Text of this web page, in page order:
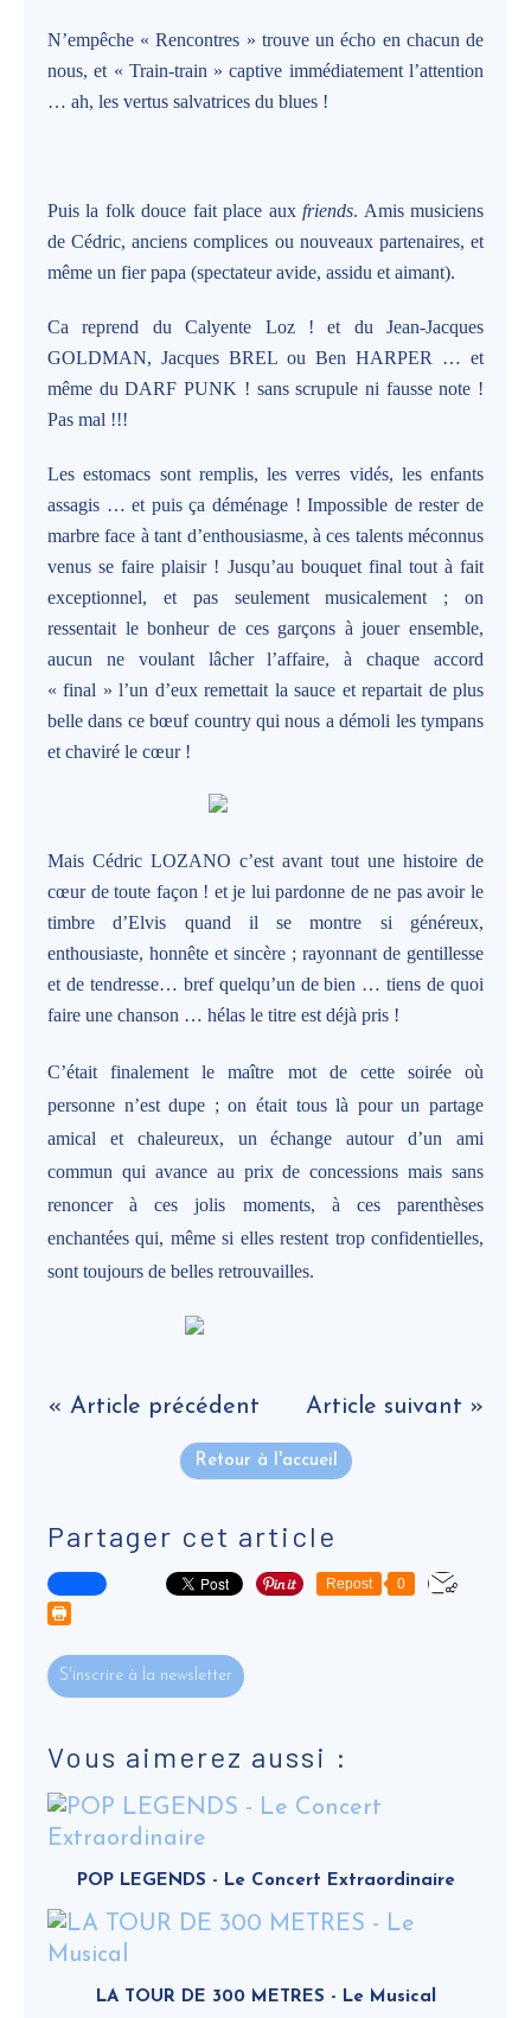
N’empêche « Rencontres » trouve un écho en chacun de
nous, et « Train-train » captive immédiatement l’attention
… ah, les vertus salvatrices du blues !
Puis la folk douce fait place auxfriends. Amis musiciens
de Cédric, anciens complices ou nouveaux partenaires, et
même un fier papa (spectateur avide, assidu et aimant).
Ca reprend du Calyente Loz ! et du Jean-Jacques
GOLDMAN, Jacques BREL ou Ben HARPER … et
même du DARF PUNK ! sans scrupule ni fausse note !
Pas mal !!!
Les estomacs sont remplis, les verres vidés, les enfants
assagis … et puis ça déménage ! Impossible de rester de
marbre face à tant d’enthousiasme, à ces talents méconnus
venus se faire plaisir ! Jusqu’au bouquet final tout à fait
exceptionnel, et pas seulement musicalement ; on
ressentait le bonheur de ces garçons à jouer ensemble,
aucun ne voulant lâcher l’affaire, à chaque accord
« final » l’un d’eux remettait la sauce et repartait de plus
belle dans ce bœuf country qui nous a démoli les tympans
et chaviré le cœur !
Mais Cédric LOZANO c’est avant tout une histoire de
cœur de toute façon ! et je lui pardonne de ne pas avoir le
timbre d’Elvis quand il se montre si généreux,
enthousiaste, honnête et sincère ; rayonnant de gentillesse
et de tendresse… bref quelqu’un de bien … tiens de quoi
faire une chanson … hélas le titre est déjà pris !
C’était finalement le maître mot de cette soirée où
personne n’est dupe ; on était tous là pour un partage
amical et chaleureux, un échange autour d’un ami
commun qui avance au prix de concessions mais sans
renoncer à ces jolis moments, à ces parenthèses
enchantées qui, même si elles restent trop confidentielles,
sont toujours de belles retrouvailles.
« Article précédent Article suivant »
Retour à l'accueil
Partager cet article
Repost 0
S'inscrire à la newsletter
Vous aimerez aussi :
POP LEGENDS - Le Concert Extraordinaire
LA TOUR DE 300 METRES - Le Musical